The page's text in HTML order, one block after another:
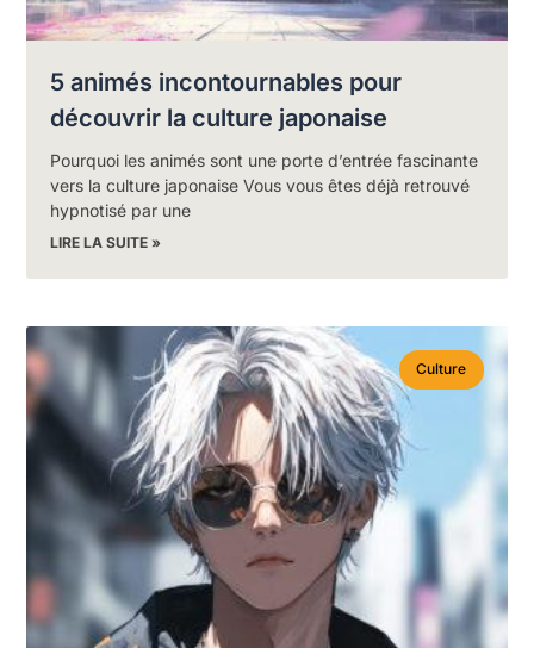
5 animés incontournables pour
découvrir la culture japonaise
Pourquoi les animés sont une porte d’entrée fascinante
vers la culture japonaise Vous vous êtes déjà retrouvé
hypnotisé par une
LIRE LA SUITE »
Culture